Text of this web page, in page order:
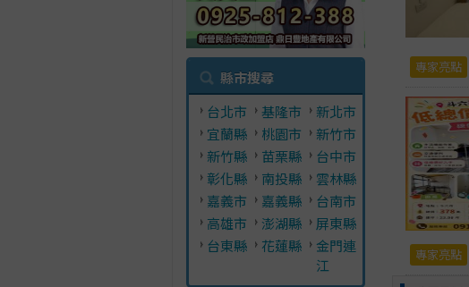
縣市搜尋
台北市 基隆市
新北市
宜蘭縣
桃園市
新竹市
新竹縣
苗栗縣
台中市
彰化縣
南投縣
雲林縣
嘉義市
嘉義縣
台南市
高雄市
澎湖縣
屏東縣
台東縣
花蓮縣
金門連
江
專家亮點
專家亮點